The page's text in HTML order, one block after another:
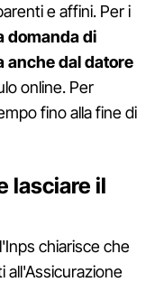
e affini. Per i
domanda di
anche dal datore
online. Per
fino alla fine di
lasciare il
chiarisce che
all'Assicurazione